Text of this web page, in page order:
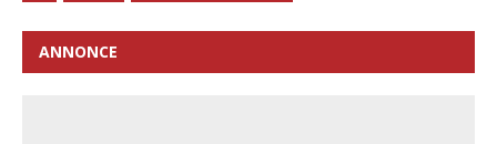
ANNONCE